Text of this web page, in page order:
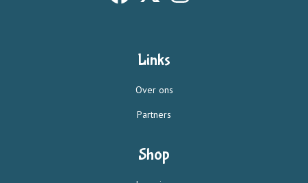
Links
Over ons
Partners
Shop